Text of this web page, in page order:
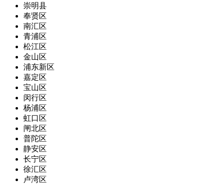
崇明县
奉贤区
南汇区
青浦区
松江区
金山区
浦东新区
嘉定区
宝山区
闵行区
杨浦区
虹口区
闸北区
普陀区
静安区
长宁区
徐汇区
卢湾区